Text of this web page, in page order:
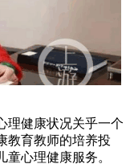
理健康状况关乎一个
教育教师的培养投
心理健康服务。